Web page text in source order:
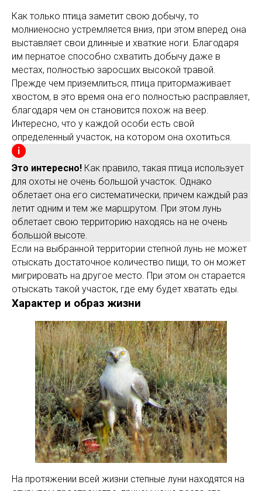
Как только птица заметит свою добычу, то
молниеносно устремляется вниз, при этом вперед она
выставляет свои длинные и хваткие ноги. Благодаря
им пернатое способно схватить добычу даже в
местах, полностью заросших высокой травой.
Прежде чем приземлиться, птица притормаживает
хвостом, в это время она его полностью расправляет,
благодаря чем он становится похож на веер.
Интересно, что у каждой особи есть свой
определенный участок, на котором она охотиться.
Это интересно! Как правило, такая птица использует
для охоты не очень большой участок. Однако
облетает она его систематически, причем каждый раз
летит одним и тем же маршрутом. При этом лунь
облетает свою территорию находясь на не очень
большой высоте.
Если на выбранной территории степной лунь не может
отыскать достаточное количество пищи, то он может
мигрировать на другое место. При этом он старается
отыскать такой участок, где ему будет хватать еды.
Характер и образ жизни
На протяжении всей жизни степные луни находятся на